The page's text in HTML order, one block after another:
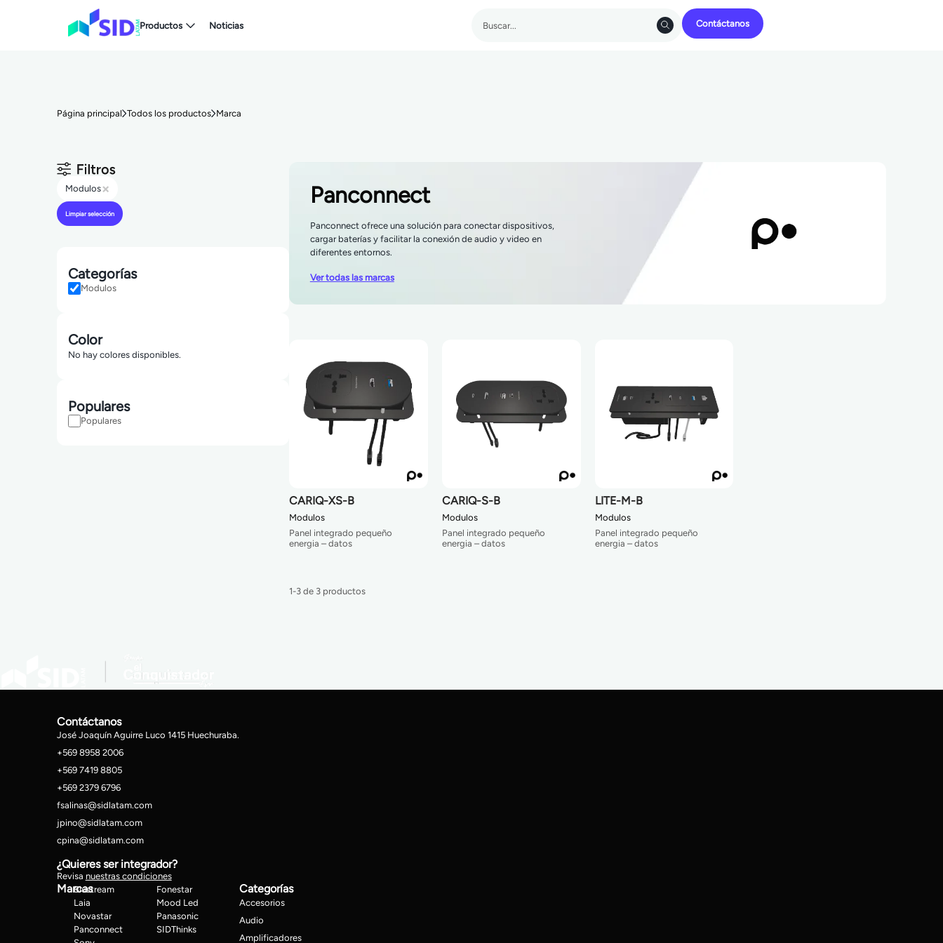
Productos Noticias Contáctanos
Página principal Todos los productos Marca
Modulos×
Limpiar selección
Categorías
Modulos
Color
No hay colores disponibles.
Populares
Populares
Panconnect
Panconnect ofrece una solución para conectar dispositivos,
cargar baterías y facilitar la conexión de audio y video en
diferentes entornos.
Ver todas las marcas
CARIQ-XS-B
Modulos
Panel integrado pequeño
energia – datos
CARIQ-S-B
Modulos
Panel integrado pequeño
energia – datos
LITE-M-B
Modulos
Panel integrado pequeño
energia – datos
1-3 de 3 productos
Contáctanos
José Joaquín Aguirre Luco 1415 Huechuraba.
+569 8958 2006
+569 7419 8805
+569 2379 6796
fsalinas@sidlatam.com
jpino@sidlatam.com
cpina@sidlatam.com
¿Quieres ser integrador?
Revisa nuestras condiciones
MarcasBlustream
Fonestar
Laia
Mood Led
Novastar
Panasonic
Panconnect
SIDThinks
Categorías
Accesorios
Audio
Amplificadores